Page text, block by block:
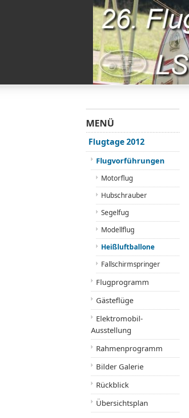
MENÜ
Flugtage 2012
Flugvorführungen
Motorflug
Hubschrauber
Segelfug
Modellflug
Heißluftballone
Fallschirmspringer
Flugprogramm
Gästeflüge
Elektromobil-
Ausstellung
Rahmenprogramm
Bilder Galerie
Rückblick
Übersichtsplan